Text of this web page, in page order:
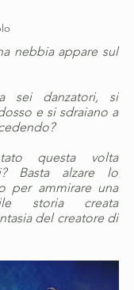
nebbia appare sul
sei danzatori, si
e si sdraiano a
questa volta
Basta alzare lo
per ammirare una
storia creata
del creatore di